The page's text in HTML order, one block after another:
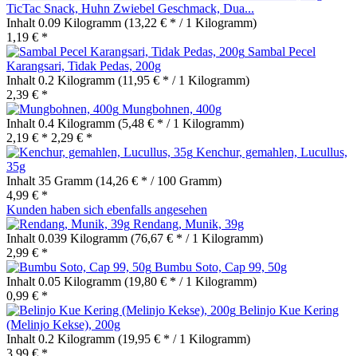
TicTac Snack, Huhn Zwiebel Geschmack, Dua...
Inhalt 0.09 Kilogramm (13,22 € * / 1 Kilogramm)
1,19 € *
Sambal Pecel
Karangsari, Tidak Pedas, 200g
Inhalt 0.2 Kilogramm (11,95 € * / 1 Kilogramm)
2,39 € *
Mungbohnen, 400g
Inhalt 0.4 Kilogramm (5,48 € * / 1 Kilogramm)
2,19 € * 2,29 € *
Kenchur, gemahlen, Lucullus,
35g
Inhalt 35 Gramm (14,26 € * / 100 Gramm)
4,99 € *
Kunden haben sich ebenfalls angesehen
Rendang, Munik, 39g
Inhalt 0.039 Kilogramm (76,67 € * / 1 Kilogramm)
2,99 € *
Bumbu Soto, Cap 99, 50g
Inhalt 0.05 Kilogramm (19,80 € * / 1 Kilogramm)
0,99 € *
Belinjo Kue Kering
(Melinjo Kekse), 200g
Inhalt 0.2 Kilogramm (19,95 € * / 1 Kilogramm)
3,99 € *